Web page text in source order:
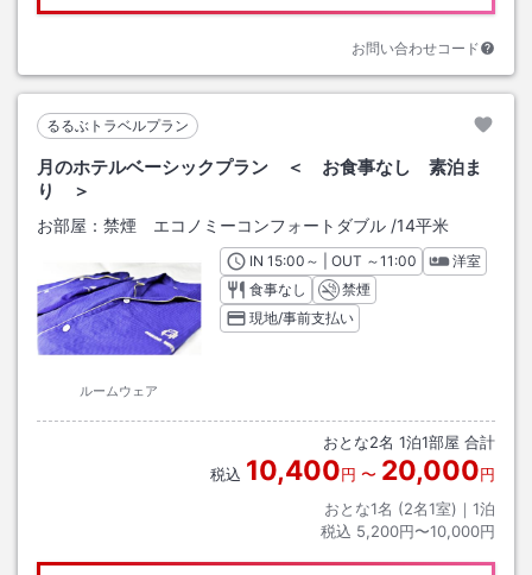
お問い合わせコード
るるぶトラベルプラン
月のホテルベーシックプラン ＜ お食事なし 素泊ま
り ＞
お部屋： 禁煙 エコノミーコンフォートダブル /14平米
ルームウェア
INチェックイン
15:00 ～ | OUT チェックアウト
～11:00
洋室
食事なし
禁煙
現地/事前支払い
おとな2名 1泊1部屋 合計
税込 10,400円 〜 20,000円
おとな1名 (2名1室)｜ 1泊
税込 5,200円〜10,000円